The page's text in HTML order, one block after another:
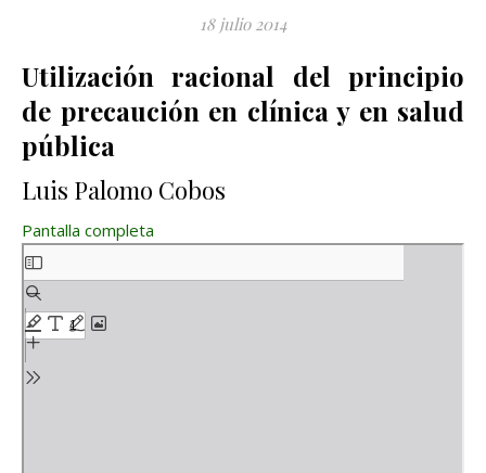
18 julio 2014
Utilización racional del principio
de precaución en clínica y en salud
pública
Luis Palomo Cobos
Pantalla completa
Saltar al contenido del PDF